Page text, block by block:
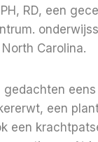
RD, een
Carolina.
gedachten
een
een